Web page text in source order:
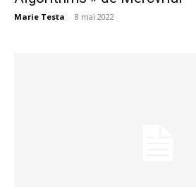
Marie Testa - 8 mai 2022